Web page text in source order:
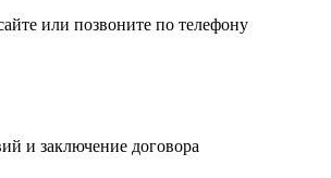
или позвоните по телефону
и заключение договора